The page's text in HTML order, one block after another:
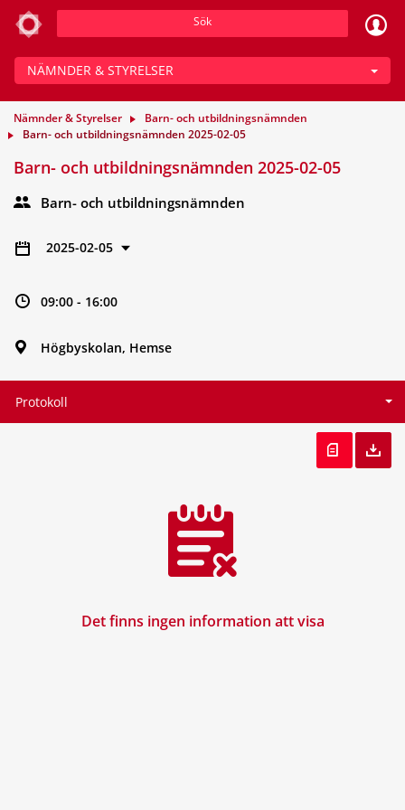
Sök
NÄMNDER & STYRELSER
Nämnder & Styrelser
Barn- och utbildningsnämnden
Barn- och utbildningsnämnden 2025-02-05
Barn- och utbildningsnämnden 2025-02-05
Barn- och utbildningsnämnden
2025-02-05
09:00 - 16:00
Högbyskolan, Hemse
Protokoll
Det finns ingen information att visa